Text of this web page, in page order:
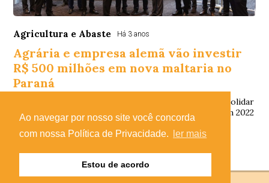
Ao navegar por nosso site você concorda
com nossa Política de Privacidade.
ler mais
Estou de acordo
Agricultura e Abaste Há 3 anos
Agrária e empresa alemã vão investir
R$ 500 milhões em nova maltaria no
Paraná
Com esse novo empreendimento, o Paraná vai se consolidar
ainda mais como maior produtor de cevada do País. Em 2022
foram produzidas 355 mil tonela...